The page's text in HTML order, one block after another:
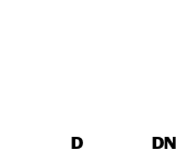
D DN